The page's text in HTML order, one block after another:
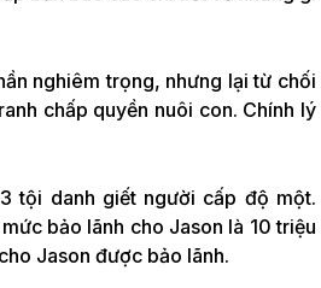
nghiêm trọng, nhưng lại từ chối
chấp quyền nuôi con. Chính lý
tội danh giết người cấp độ một.
bảo lãnh cho Jason là 10 triệu
Jason được bảo lãnh.